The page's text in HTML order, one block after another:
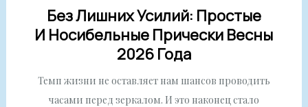
Без Лишних Усилий: Простые
И Носибельные Прически Весны
2026 Года
Темп жизни не оставляет нам шансов проводить
часами перед зеркалом. И это наконец стало